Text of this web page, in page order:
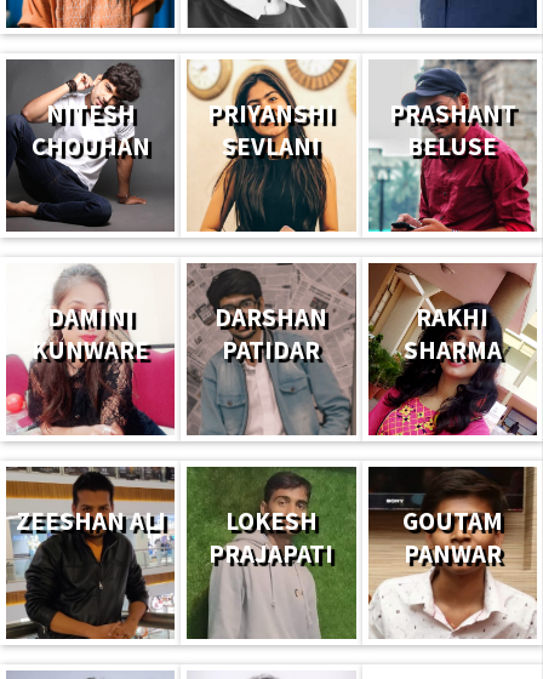
NITESH
CHOUHAN
PRIYANSHI
SEVLANI
PRASHANT
BELUSE
DAMINI
KUNWARE
DARSHAN
PATIDAR
RAKHI
SHARMA
ZEESHAN ALI
LOKESH
PRAJAPATI
GOUTAM
PANWAR